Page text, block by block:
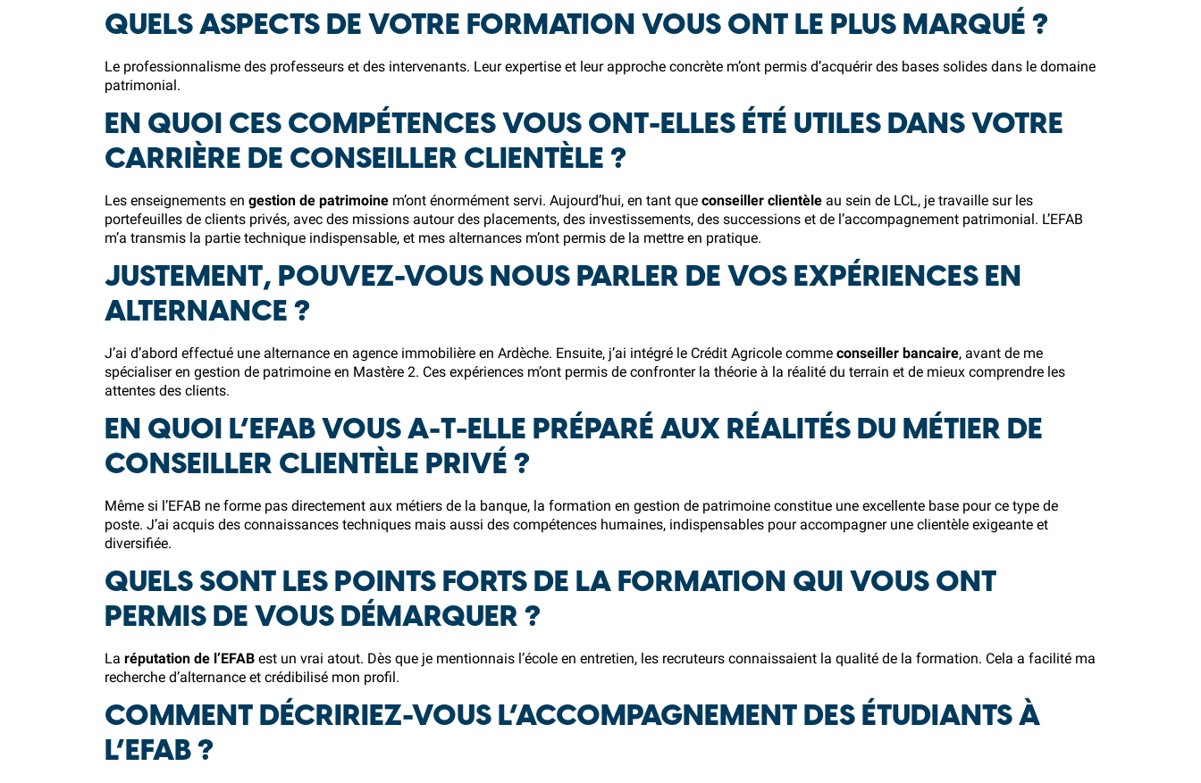
QUELS ASPECTS DE VOTRE FORMATION VOUS ONT LE PLUS MARQUÉ ?
Le professionnalisme des professeurs et des intervenants. Leur expertise et leur approche concrète m’ont permis d’acquérir des bases solides dans le domaine
patrimonial.
EN QUOI CES COMPÉTENCES VOUS ONT-ELLES ÉTÉ UTILES DANS VOTRE
CARRIÈRE DE CONSEILLER CLIENTÈLE ?
Les enseignements en gestion de patrimoine m’ont énormément servi. Aujourd’hui, en tant que conseiller clientèle au sein de LCL, je travaille sur les
portefeuilles de clients privés, avec des missions autour des placements, des investissements, des successions et de l’accompagnement patrimonial. L’EFAB
m’a transmis la partie technique indispensable, et mes alternances m’ont permis de la mettre en pratique.
JUSTEMENT, POUVEZ-VOUS NOUS PARLER DE VOS EXPÉRIENCES EN
ALTERNANCE ?
J’ai d’abord effectué une alternance en agence immobilière en Ardèche. Ensuite, j’ai intégré le Crédit Agricole comme conseiller bancaire, avant de me
spécialiser en gestion de patrimoine en Mastère 2. Ces expériences m’ont permis de confronter la théorie à la réalité du terrain et de mieux comprendre les
attentes des clients.
EN QUOI L’EFAB VOUS A-T-ELLE PRÉPARÉ AUX RÉALITÉS DU MÉTIER DE
CONSEILLER CLIENTÈLE PRIVÉ ?
Même si l’EFAB ne forme pas directement aux métiers de la banque, la formation en gestion de patrimoine constitue une excellente base pour ce type de
poste. J’ai acquis des connaissances techniques mais aussi des compétences humaines, indispensables pour accompagner une clientèle exigeante et
diversifiée.
QUELS SONT LES POINTS FORTS DE LA FORMATION QUI VOUS ONT
PERMIS DE VOUS DÉMARQUER ?
La réputation de l’EFAB est un vrai atout. Dès que je mentionnais l’école en entretien, les recruteurs connaissaient la qualité de la formation. Cela a facilité ma
recherche d’alternance et crédibilisé mon profil.
COMMENT DÉCRIRIEZ-VOUS L’ACCOMPAGNEMENT DES ÉTUDIANTS À
L’EFAB ?